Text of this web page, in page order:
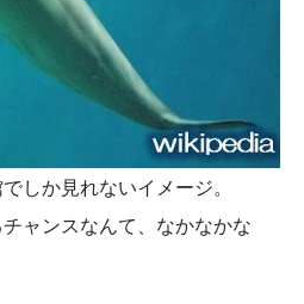
しか見れないイメージ。
ャンスなんて、なかなかな